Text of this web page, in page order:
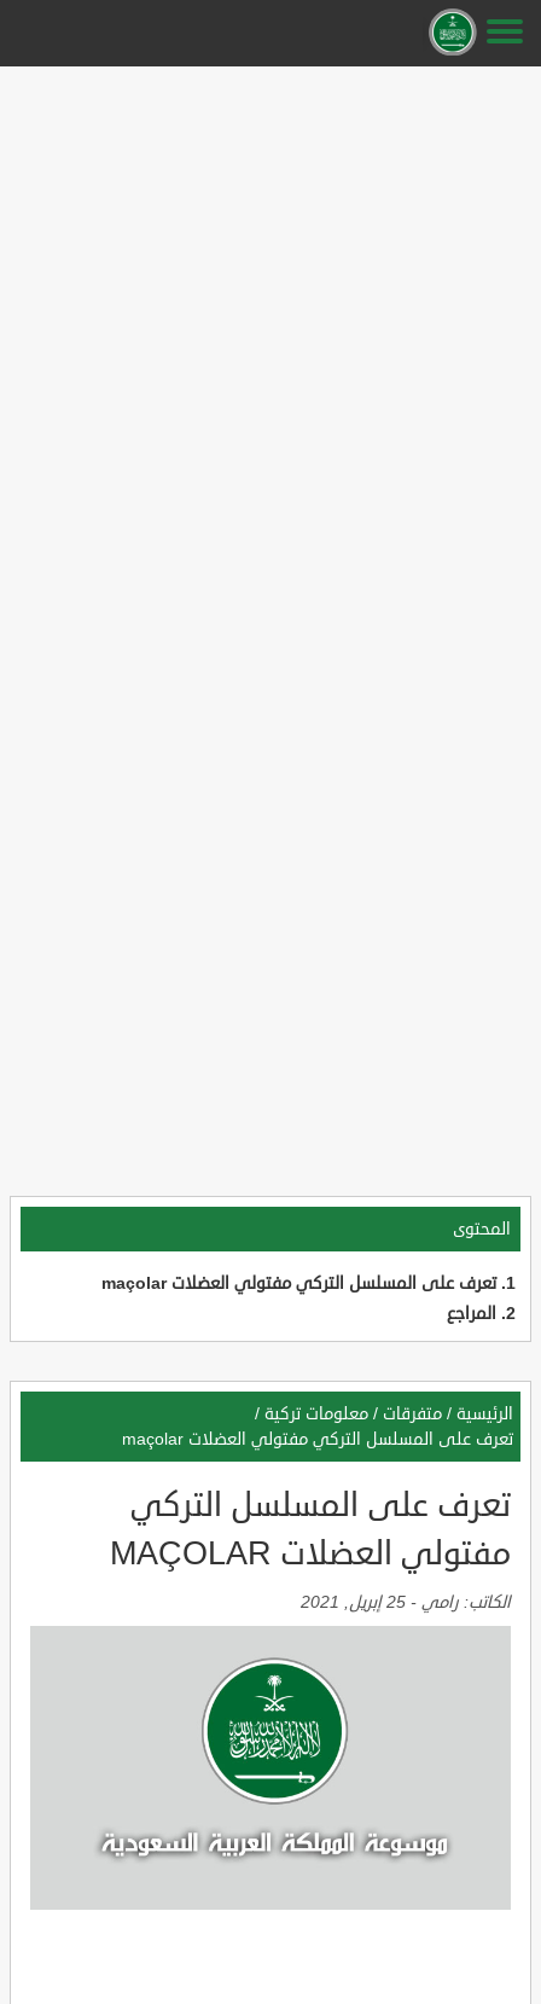
المحتوى
تعرف على المسلسل التركي مفتولي العضلات maçolar
المراجع
الرئيسية / متفرقات / معلومات تركية /
تعرف على المسلسل التركي مفتولي العضلات maçolar
تعرف على المسلسل التركي
مفتولي العضلات MAÇOLAR
الكاتب: رامي - 25 إبريل, 2021